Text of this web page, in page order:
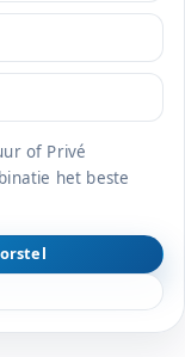
of Privé
het beste